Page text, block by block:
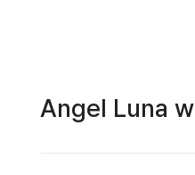
Angel Luna